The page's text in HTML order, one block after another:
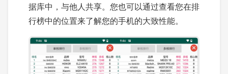
据库中，与他人共享。您也可以通过查看您在排
行榜中的位置来了解您的手机的大致性能。